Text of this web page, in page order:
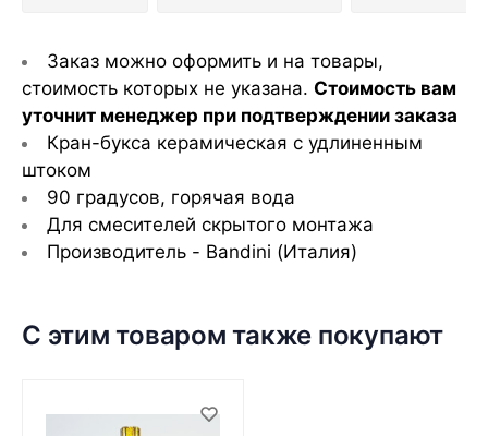
Заказ можно оформить и на товары,
стоимость которых не указана. Стоимость вам
уточнит менеджер при подтверждении заказа
Кран-букса керамическая с удлиненным
штоком
90 градусов, горячая вода
Для смесителей скрытого монтажа
Производитель - Bandini (Италия)
С этим товаром также покупают